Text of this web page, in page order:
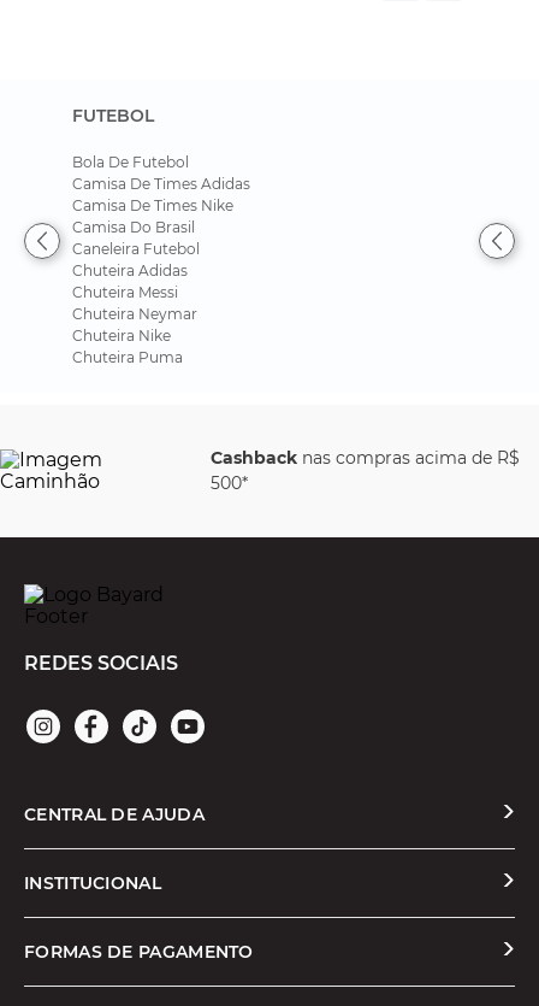
FUTEBOL
Bola De Futebol
Camisa De Times Adidas
Camisa De Times Nike
Camisa Do Brasil
Caneleira Futebol
Chuteira Adidas
Chuteira Messi
Chuteira Neymar
Chuteira Nike
Chuteira Puma
Cashbacknas compras acima de R$
500*
REDES SOCIAIS
CENTRAL DE AJUDA
Solicitar Troca ou Devolução
Formas de Pagamento
INSTITUCIONAL
Quem Somos
FORMAS DE PAGAMENTO